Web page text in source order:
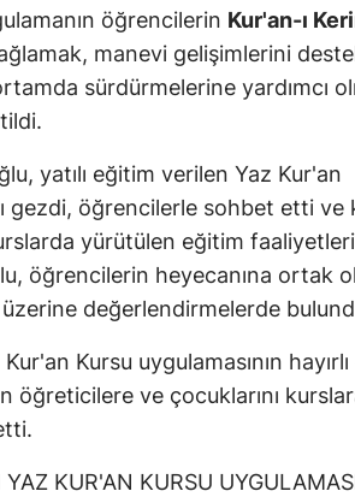
öğrencilerin Kur'an-ı
manevi gelişimlerini
sürdürmelerine yardımcı
yatılı eğitim verilen Yaz Kur'an
gezdi, öğrencilerle sohbet etti ve
yürütülen eğitim faaliyetleri
öğrencilerin heyecanına ortak
değerlendirmelerde
Kursu uygulamasının hayırlı
öğreticilere ve çocuklarını